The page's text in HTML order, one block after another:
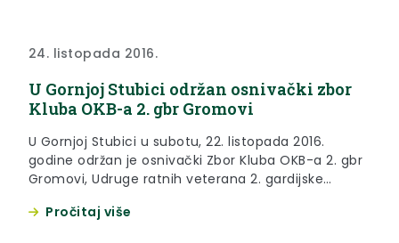
24. listopada 2016.
U Gornjoj Stubici održan osnivački zbor
Kluba OKB-a 2. gbr Gromovi
U Gornjoj Stubici u subotu, 22. listopada 2016.
godine održan je osnivački Zbor Kluba OKB-a 2. gbr
Gromovi, Udruge ratnih veterana 2. gardijske
Pročitaj više